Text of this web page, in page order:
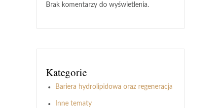
Brak komentarzy do wyświetlenia.
Kategorie
Bariera hydrolipidowa oraz regeneracja
Inne tematy